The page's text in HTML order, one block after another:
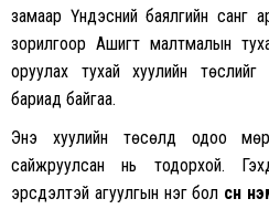
замаар Үндэсний баялгийн санг
зорилгоор Ашигт малтмалын
оруулах тухай хуулийн
бариад байгаа.
Энэ хуулийн төсөлд одоо
сайжруулсан нь тодорхой.
эрсдэлтэй агуулгын нэг бол өсөн